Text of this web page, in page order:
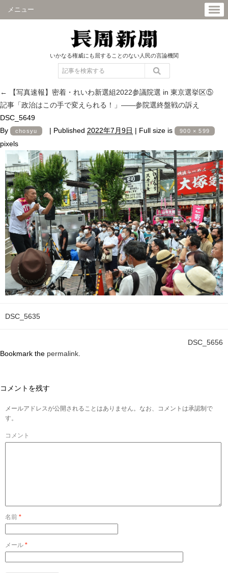
メニュー
いかなる権威にも屈することのない人民の言論機関
←
【写真速報】密着・れいわ新選組2022参議院選 in 東京選挙区⑤
記事「政治はこの手で変えられる！」――参院選終盤戦の訴え
DSC_5649
By
chosyu | Published 2022年7月9日 | Full size is 900 × 599
pixels
DSC_5635
DSC_5656
Bookmark the permalink
コメントを残す
メールアドレスが公開されることはありません。なお、コメントは承認制で
す。
コメント
名前 *
メール *